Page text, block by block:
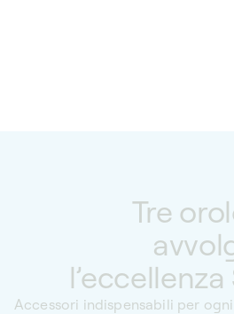
Tre
Accessori indispensabili per